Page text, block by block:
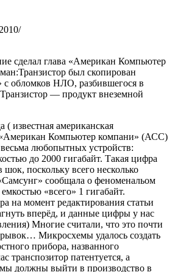
сделал глава «Американ Компьютер
был скопирован
с обломков НЛО, разбившегося в
— продукт внеземной
известная американская
Компьютер компани» (АСС)
любопытных устройств:
до 2000 гигабайт. Такая цифра
шок, поскольку всего несколько
сообщала о феноменальом
«всего» 1 гигабайт.
на момент редактирования статьи
вперёд, и данные цифры у нас
Многие считали, что это почти
Микросхемы удалось создать
прибора, названного
транспозитор патентуется, а
должны выйти в производство в